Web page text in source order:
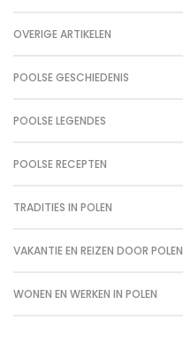
OVERIGE ARTIKELEN
POOLSE GESCHIEDENIS
POOLSE LEGENDES
POOLSE RECEPTEN
TRADITIES IN POLEN
VAKANTIE EN REIZEN DOOR POLEN
WONEN EN WERKEN IN POLEN